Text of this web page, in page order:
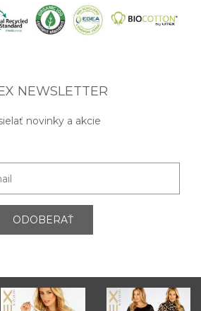
NEWSLETTER
novinky a akcie
ODOBERAŤ